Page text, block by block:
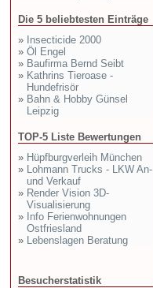
Die 5 beliebtesten Einträge
» Insecticide 2000
» Öl Engel
» Baufirma Bernd Seibt
» Kathrins Tieroase -
Hundefrisör
» Bahn & Hobby Günsel
Leipzig
TOP-5 Liste Bewertungen
» Hüpfburgverleih München
» Lohmann Trucks - LKW An-
und Verkauf
» Render Vision 3D-
Visualisierung
» Info Ferienwohnungen
Ostfriesland
» Lebenslagen Beratung
Besucherstatistik